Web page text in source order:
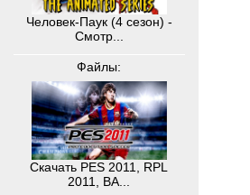
Человек-Паук (4 сезон) -
Смотр...
Файлы:
Скачать PES 2011, RPL
2011, BA...